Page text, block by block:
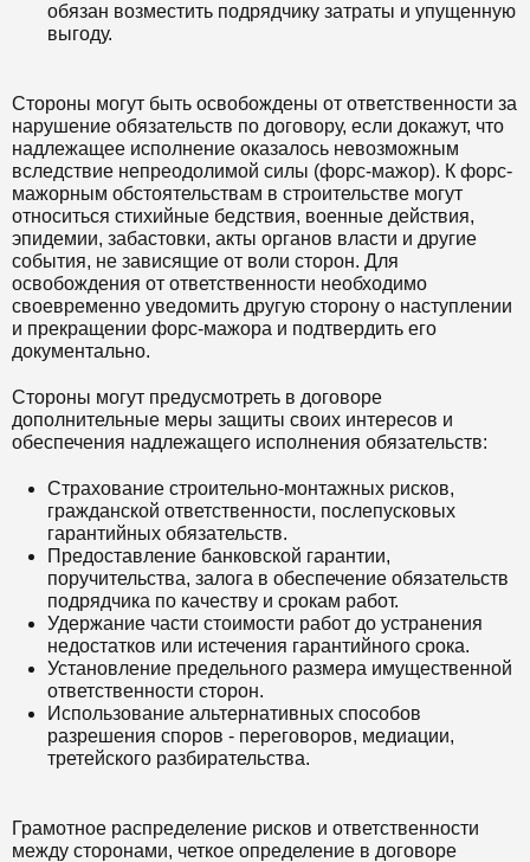
обязан возместить подрядчику затраты и упущенную
выгоду.
Стороны могут быть освобождены от ответственности за
нарушение обязательств по договору, если докажут, что
надлежащее исполнение оказалось невозможным
вследствие непреодолимой силы (форс-мажор). К форс-
мажорным обстоятельствам в строительстве могут
относиться стихийные бедствия, военные действия,
эпидемии, забастовки, акты органов власти и другие
события, не зависящие от воли сторон. Для
освобождения от ответственности необходимо
своевременно уведомить другую сторону о наступлении
и прекращении форс-мажора и подтвердить его
документально.
Стороны могут предусмотреть в договоре
дополнительные меры защиты своих интересов и
обеспечения надлежащего исполнения обязательств:
Страхование строительно-монтажных рисков,
гражданской ответственности, послепусковых
гарантийных обязательств.
Предоставление банковской гарантии,
поручительства, залога в обеспечение обязательств
подрядчика по качеству и срокам работ.
Удержание части стоимости работ до устранения
недостатков или истечения гарантийного срока.
Установление предельного размера имущественной
ответственности сторон.
Использование альтернативных способов
разрешения споров - переговоров, медиации,
третейского разбирательства.
Грамотное распределение рисков и ответственности
между сторонами, четкое определение в договоре